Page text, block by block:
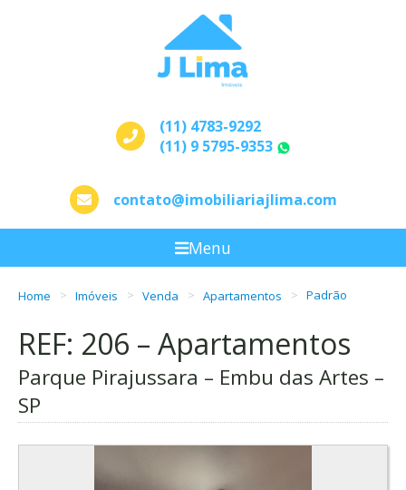
(11) 4783-9292
(11) 9 5795-9353
contato@imobiliariajlima.com
Menu
Home Imóveis Venda Apartamentos Padrão
REF: 206 – Apartamentos
Parque Pirajussara – Embu das Artes –
SP